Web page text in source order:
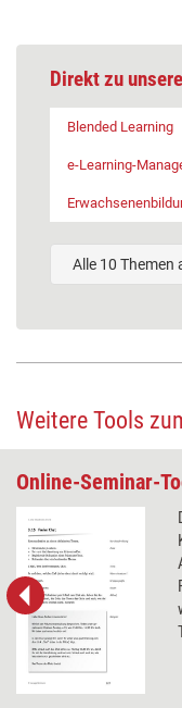
Direkt zu
Blended Learning
e-Learning-
Alle 10 Themen
Weitere Tools
Online-Seminar-